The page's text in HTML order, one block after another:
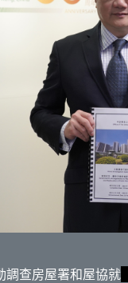
調查房屋署和屋協就